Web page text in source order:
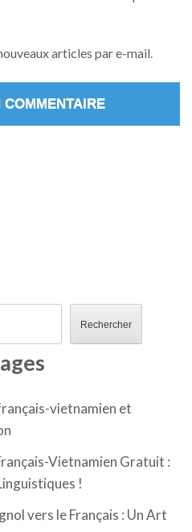
articles par e-mail.
Rechercher
vietnamien et
Vietnamien Gratuit :
!
vers le Français : Un Art